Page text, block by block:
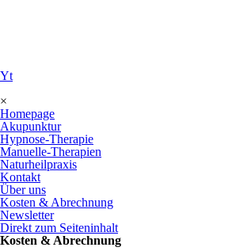
Yt
×
Homepage
Akupunktur
Hypnose-Therapie
Manuelle-Therapien
Naturheilpraxis
Kontakt
Über uns
Kosten & Abrechnung
Newsletter
Direkt zum Seiteninhalt
Kosten & Abrechnung